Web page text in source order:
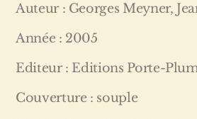
Auteur : Georges Meyner,
Année : 2005
Editeur : Editions Porte-
Couverture : souple